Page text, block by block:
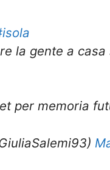
la gente a
per memoria